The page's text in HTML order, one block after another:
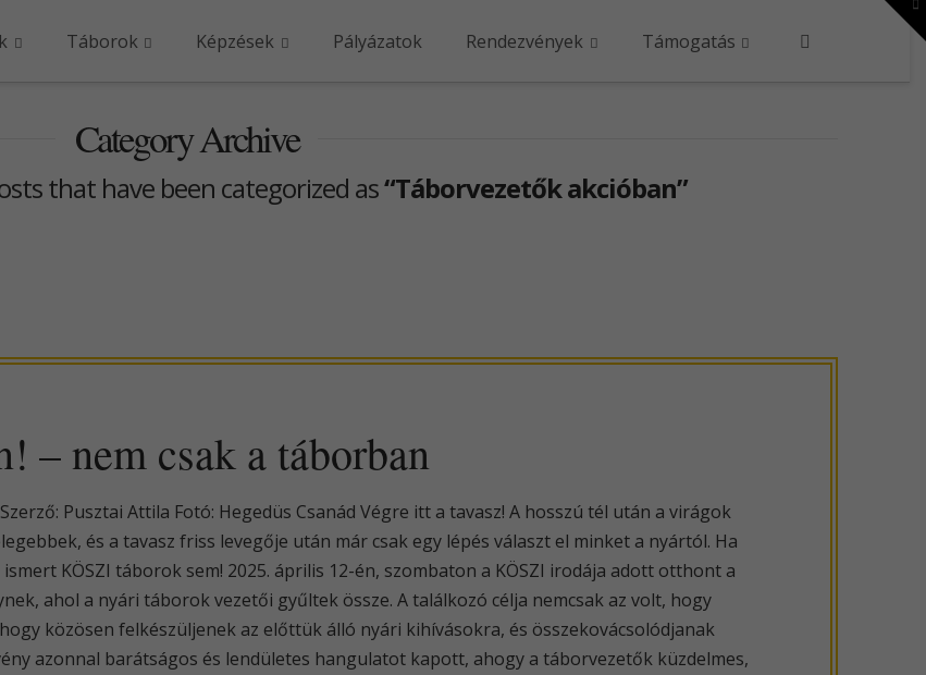
Táborok Képzések Pályázatok Rendezvények Támogatás
Category Archive
that have been categorized as“Táborvezetők akcióban”
– nem csak a táborban
Pusztai Attila Fotó: Hegedüs Csanád Végre itt a tavasz! A hosszú tél után a virágok
és a tavasz friss levegője után már csak egy lépés választ el minket a nyártól. Ha
KÖSZI táborok sem! 2025. április 12-én, szombaton a KÖSZI irodája adott otthont a
ahol a nyári táborok vezetői gyűltek össze. A találkozó célja nemcsak az volt, hogy
közösen felkészüljenek az előttük álló nyári kihívásokra, és összekovácsolódjanak
azonnal barátságos és lendületes hangulatot kapott, ahogy a táborvezetők küzdelmes,